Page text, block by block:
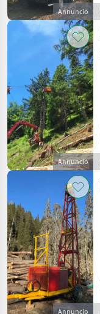
Annuncio
Annuncio
Annuncio